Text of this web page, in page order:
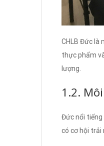
CHLB Đức là
thực phẩm
lượng.
1.2.
Đức nổi tiếng
có cơ hội trải